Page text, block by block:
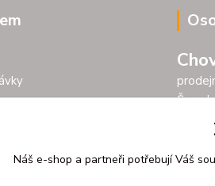
Po
So
Náš e-shop a partneři potřebují Váš